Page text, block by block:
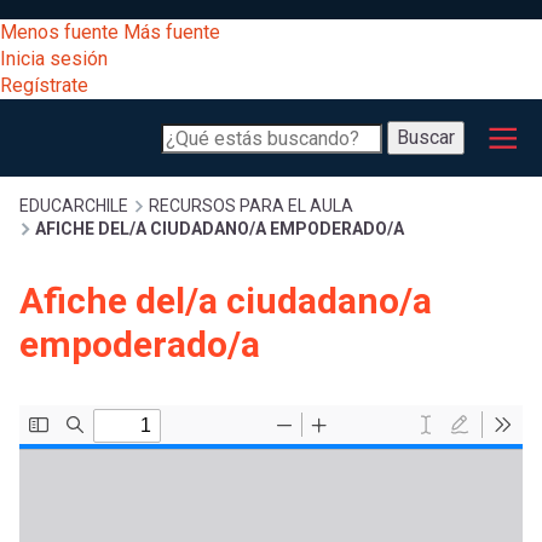
al
contenido
principal
[Educarchile
Escritorio]
Menú
entrar
a
Menos fuente Más fuente
Inicia sesión
Regístrate
Buscar
Buscar
Menú
principal
Desarrollo
Expand
Gestión
Expand
Comunidad
Expand
Expand
Sobrescribir
enlaces
de
ayuda
EDUCARCHILE
RECURSOS PARA EL AULA
AFICHE DEL/A CIUDADANO/A EMPODERADO/A
Afiche del/a ciudadano/a
empoderado/a